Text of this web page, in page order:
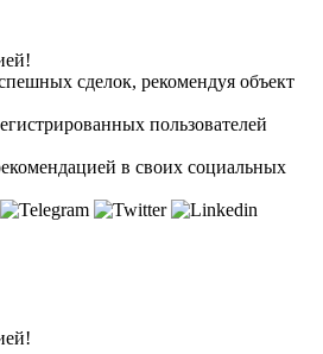
сделок, рекомендуя объект
пользователей
в своих социальных